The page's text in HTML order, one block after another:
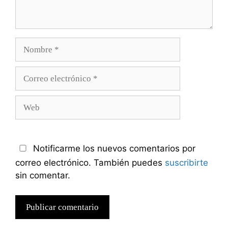
Notificarme los nuevos comentarios por
correo electrónico. También puedes suscribirte
sin comentar.